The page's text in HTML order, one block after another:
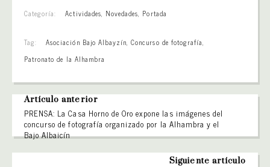
Categoría: Actividades, Novedades, Portada
Tag: Asociación Bajo Albayzín,Concurso de fotografía,
Patronato de la Alhambra
Artículo anterior
PRENSA: La Casa Horno de Oro expone las imágenes del
concurso de fotografía organizado por la Alhambra y el
Bajo Albaicín
Siguiente artículo